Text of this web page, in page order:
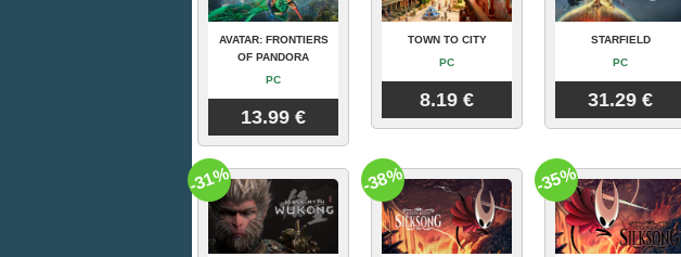
AVATAR: FRONTIERS
OF PANDORA
PC
13.99 €
TOWN TO CITY
PC
8.19 €
STARFIELD
PC
31.29 €
-31% -38% -35%